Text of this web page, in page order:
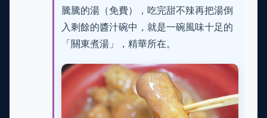
騰騰的湯（免費），吃完甜不辣再把湯倒
入剩餘的醬汁碗中，就是一碗風味十足的
「關東煮湯」，精華所在。